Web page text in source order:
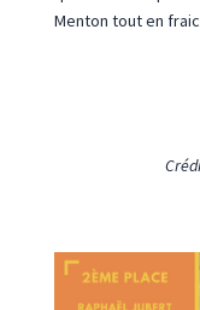
Menton tout en